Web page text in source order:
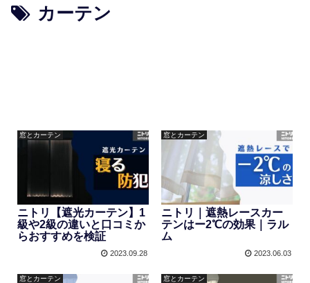
カーテン
窓とカーテン
ニトリ【遮光カーテン】1
級や2級の違いと口コミか
らおすすめを検証
2023.09.28
窓とカーテン
ニトリ｜遮熱レースカー
テンはー2℃の効果｜ラル
ム
2023.06.03
窓とカーテン 窓とカーテン